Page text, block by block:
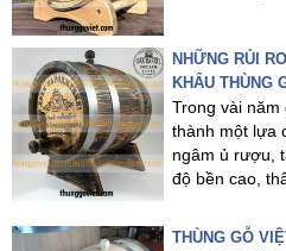
NHỮNG RỦI
KHẨU THÙNG
Trong vài
thành một lựa
ngâm ủ rượu,
độ bền cao,
THÙNG GỖ